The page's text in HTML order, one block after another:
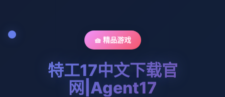
🧺 精品游戏
特工17中文下载官
网|Agent17